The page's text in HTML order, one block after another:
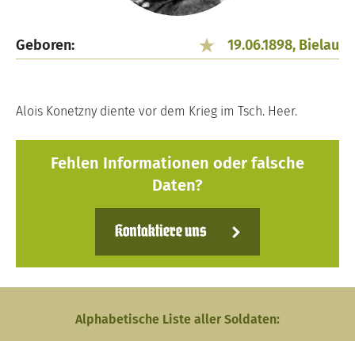
Geboren: 19.06.1898, Bielau
Alois Konetzny diente vor dem Krieg im Tsch. Heer.
Fehlen Informationen oder falsche
Daten?
Kontaktiere uns
Alphabetische Liste aller Soldaten: